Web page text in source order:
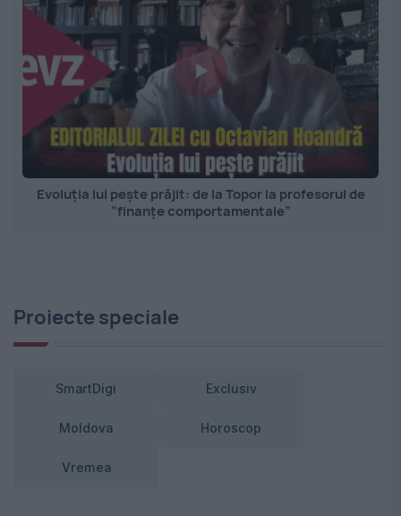
Evoluția lui pește prăjit: de la Topor la profesorul de
”finanțe comportamentale”
Proiecte speciale
SmartDigi Exclusiv
Moldova Horoscop
Vremea